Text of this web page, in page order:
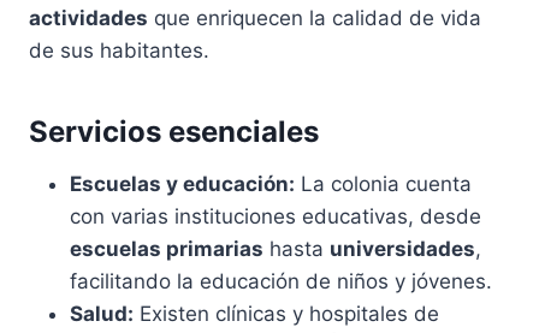
actividades que enriquecen la calidad de vida
de sus habitantes.
Servicios esenciales
Escuelas y educación: La colonia cuenta
con varias instituciones educativas, desde
escuelas primarias hasta universidades,
facilitando la educación de niños y jóvenes.
Salud: Existen clínicas y hospitales de